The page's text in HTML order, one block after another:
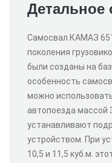
Детальное
Самосвал КАМАЗ
поколения
были созданы на
особенность
можно
автопоезда массой
устанавливают
устройством. При
10,5 и 11,5 куб.м.